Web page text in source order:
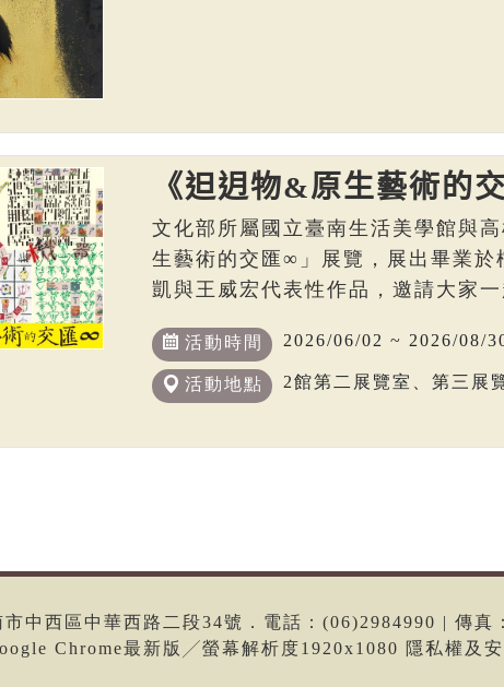
《𨑨迌物&原生藝術的
文化部所屬國立臺南生活美學館與
生藝術的交匯∞」展覽，展出畢業
凱與王威宏代表性作品，邀請大家
活動時間 2026/06/02 ~ 2026/08/
活動地點 2館第二展覽室、第三展
中西區中華西路二段34號．電話：(06)2984990 | 傳真
Chrome最新版╱螢幕解析度1920x1080 隱私權及